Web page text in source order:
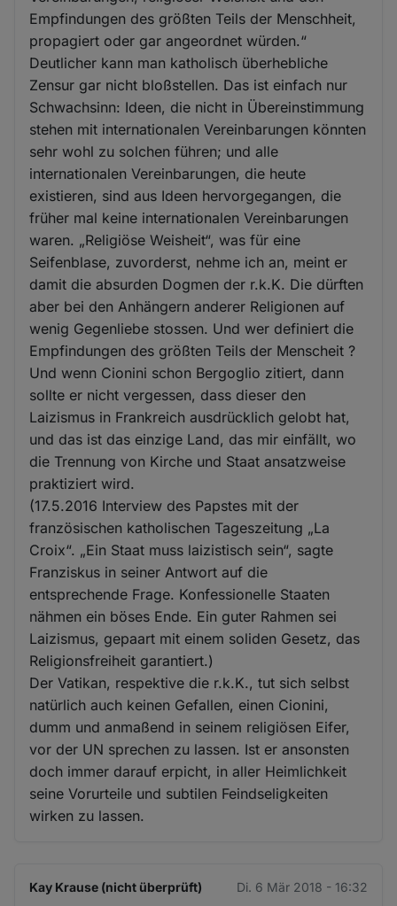
Empfindungen des größten Teils der Menschheit,
propagiert oder gar angeordnet würden.“
Deutlicher kann man katholisch überhebliche
Zensur gar nicht bloßstellen. Das ist einfach nur
Schwachsinn: Ideen, die nicht in Übereinstimmung
stehen mit internationalen Vereinbarungen könnten
sehr wohl zu solchen führen; und alle
internationalen Vereinbarungen, die heute
existieren, sind aus Ideen hervorgegangen, die
früher mal keine internationalen Vereinbarungen
waren. „Religiöse Weisheit“, was für eine
Seifenblase, zuvorderst, nehme ich an, meint er
damit die absurden Dogmen der r.k.K. Die dürften
aber bei den Anhängern anderer Religionen auf
wenig Gegenliebe stossen. Und wer definiert die
Empfindungen des größten Teils der Menscheit ?
Und wenn Cionini schon Bergoglio zitiert, dann
sollte er nicht vergessen, dass dieser den
Laizismus in Frankreich ausdrücklich gelobt hat,
und das ist das einzige Land, das mir einfällt, wo
die Trennung von Kirche und Staat ansatzweise
praktiziert wird.
(17.5.2016 Interview des Papstes mit der
französischen katholischen Tageszeitung „La
Croix“. „Ein Staat muss laizistisch sein“, sagte
Franziskus in seiner Antwort auf die
entsprechende Frage. Konfessionelle Staaten
nähmen ein böses Ende. Ein guter Rahmen sei
Laizismus, gepaart mit einem soliden Gesetz, das
Religionsfreiheit garantiert.)
Der Vatikan, respektive die r.k.K., tut sich selbst
natürlich auch keinen Gefallen, einen Cionini,
dumm und anmaßend in seinem religiösen Eifer,
vor der UN sprechen zu lassen. Ist er ansonsten
doch immer darauf erpicht, in aller Heimlichkeit
seine Vorurteile und subtilen Feindseligkeiten
wirken zu lassen.
Kay Krause (nicht überprüft) Di. 6 Mär 2018 - 16:32